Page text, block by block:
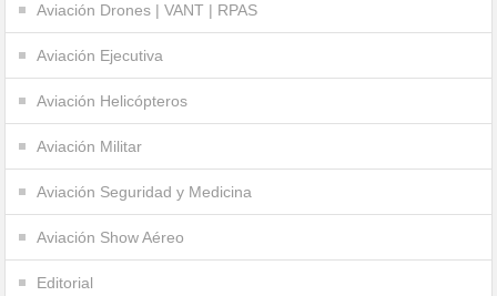
Aviación Drones | VANT | RPAS
Aviación Ejecutiva
Aviación Helicópteros
Aviación Militar
Aviación Seguridad y Medicina
Aviación Show Aéreo
Editorial